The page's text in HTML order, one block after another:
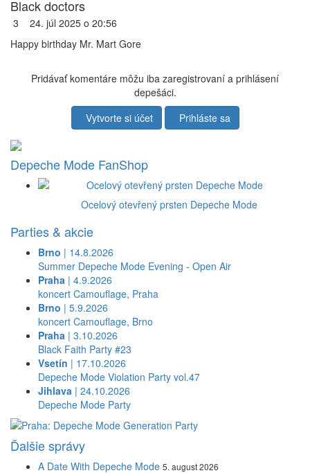
Black doctors
3
24. júl 2025 o 20:56
Happy birthday Mr. Mart Gore
Pridávať komentáre môžu iba zaregistrovaní a prihlásení
depešáci.
Vytvorte si účet
Prihláste sa
Depeche Mode FanShop
Ocelový otevřený prsten Depeche Mode
Parties & akcie
Brno | 14.8.2026
Summer Depeche Mode Evening - Open Air
Praha | 4.9.2026
koncert Camouflage, Praha
Brno | 5.9.2026
koncert Camouflage, Brno
Praha | 3.10.2026
Black Faith Party #23
Vsetín | 17.10.2026
Depeche Mode Violation Party vol.47
Jihlava | 24.10.2026
Depeche Mode Party
Ďalšie správy
A Date With Depeche Mode 5. august 2026